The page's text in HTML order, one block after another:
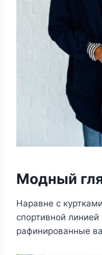
Модный
Наравне с
спортивной
рафинированные